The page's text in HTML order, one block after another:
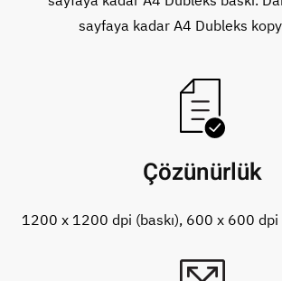
sayfaya kadar A4 Dubleks
Çözünürlük
1200 x 1200 dpi (baskı), 600 x 600